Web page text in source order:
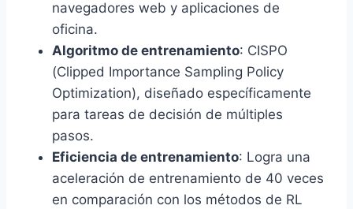
navegadores web y aplicaciones de
oficina.
Algoritmo de entrenamiento: CISPO
(Clipped Importance Sampling Policy
Optimization), diseñado específicamente
para tareas de decisión de múltiples
pasos.
Eficiencia de entrenamiento: Logra una
aceleración de entrenamiento de 40 veces
en comparación con los métodos de RL